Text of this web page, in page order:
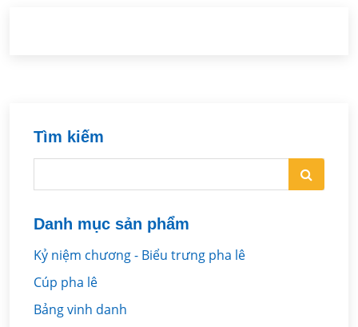
Tìm kiếm
Danh mục sản phẩm
Kỷ niệm chương - Biểu trưng pha lê
Cúp pha lê
Bảng vinh danh